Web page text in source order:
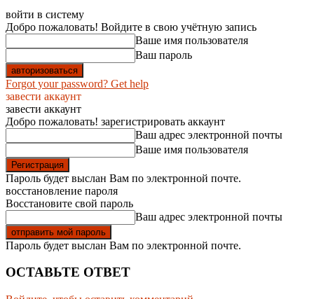
войти в систему
Добро пожаловать! Войдите в свою учётную запись
Ваше имя пользователя
Ваш пароль
Forgot your password? Get help
завести аккаунт
завести аккаунт
Добро пожаловать! зарегистрировать аккаунт
Ваш адрес электронной почты
Ваше имя пользователя
Пароль будет выслан Вам по электронной почте.
восстановление пароля
Восстановите свой пароль
Ваш адрес электронной почты
Пароль будет выслан Вам по электронной почте.
ОСТАВЬТЕ ОТВЕТ